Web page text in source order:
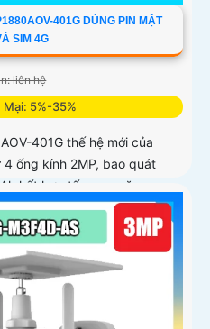
401G DÙNG PIN MẶT
SIM 4G
liên hệ
Mại: 5%-35%
401G thế hệ mới của
ống kính 2MP, bao quát
kết hợp tấm sạc năng
trì hoạt động ổn định